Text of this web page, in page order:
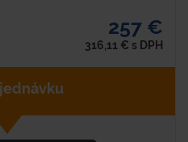
257 €
316,11 € s DPH